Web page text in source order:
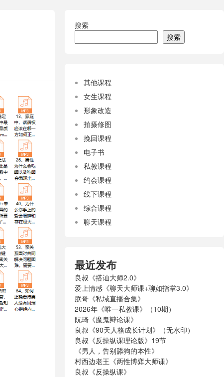
搜索
搜索
其他课程
女生课程
形象改造
拍摄修图
挽回课程
电子书
私教课程
约会课程
线下课程
综合课程
聊天课程
最近发布
良叔《搭讪大师2.0》
爱上情感《聊天大师课+聊如指掌3.0》
朕哥《私域直播合集》
2026年《唯一私教课》（10期）
阮琦《魔鬼辩论课》
良叔《90天人格成长计划》（无水印）
良叔《反操纵课理论版》19节
《男人，告别舔狗的本性》
村西边老王《两性博弈大师课》
良叔《反操纵课》